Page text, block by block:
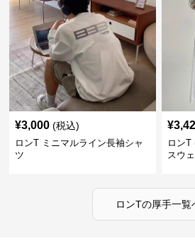
¥3,000 (税込)
ロンT ミニマルライン長袖シャ
ツ
¥
ロンT
スウ
ロンTの厚手一覧